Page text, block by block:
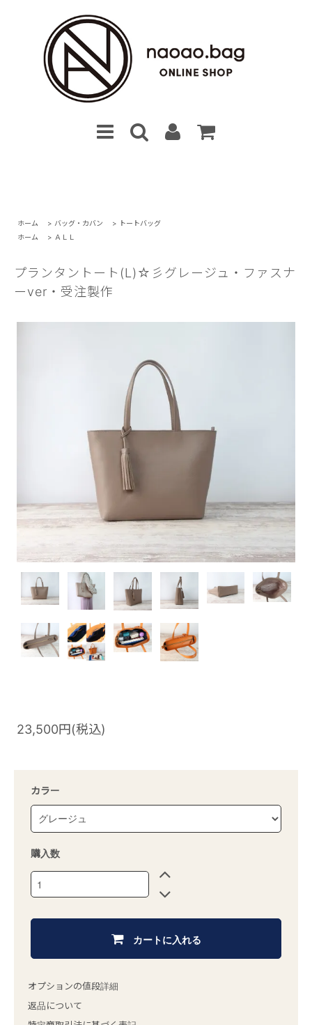
ホーム > バッグ・カバン > トートバッグ
ホーム
> ＡＬＬ
プランタントート(L)☆彡グレージュ・ファスナ
ーver・受注製作
23,500円(税込)
カラー
購入数
カートに入れる
オプションの値段詳細
返品について